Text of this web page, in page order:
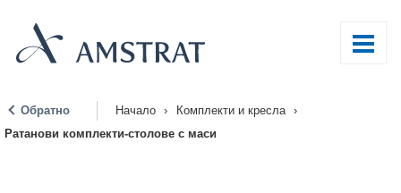
Обратно Начало › Комплекти и кресла
›
Ратанови комплекти-столове с маси